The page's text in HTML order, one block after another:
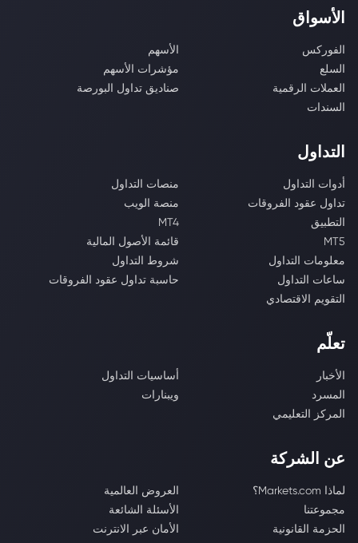
الأسواق
الفوركس
الأسهم
السلع
مؤشرات الأسهم
العملات الرقمية
صناديق تداول البورصة
السندات
التداول
أدوات التداول
منصات التداول
تداول عقود الفروقات
منصة الويب
التطبيق
MT4
MT5
قائمة الأصول المالية
معلومات التداول
شروط التداول
ساعات التداول
حاسبة تداول عقود الفروقات
التقويم الاقتصادي
تعلّم
الأخبار
أساسيات التداول
المسرد
ويبنارات
المركز التعليمي
عن الشركة
لماذا Markets.com؟
العروض العالمية
مجموعتنا
الأسئلة الشائعة
الحزمة القانونية
الأمان عبر الانترنت